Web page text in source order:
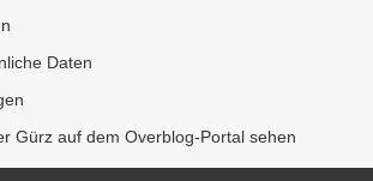
Daten
Gürz auf dem Overblog-Portal sehen